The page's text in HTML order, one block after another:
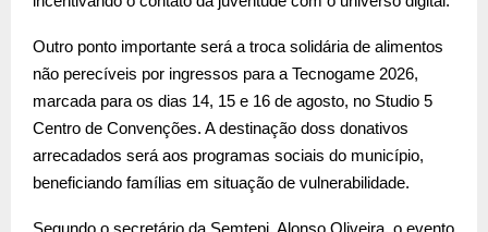
Outro ponto importante será a troca solidária de alimentos
não perecíveis por ingressos para a Tecnogame 2026,
marcada para os dias 14, 15 e 16 de agosto, no Studio 5
Centro de Convenções. A destinação doss donativos
arrecadados será aos programas sociais do município,
beneficiando famílias em situação de vulnerabilidade.